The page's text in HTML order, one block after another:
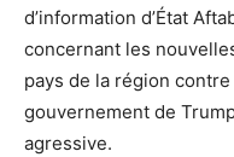
d’information d’État
concernant les
pays de la région
gouvernement de
agressive.